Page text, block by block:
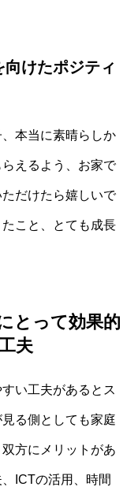
けたポジティ
本当に素晴らしか
えるよう、お家で
だけたら嬉しいで
こと、とても成長
とって効果的
夫
い工夫があるとス
る側としても家庭
方にメリットがあ
ICTの活用、時間